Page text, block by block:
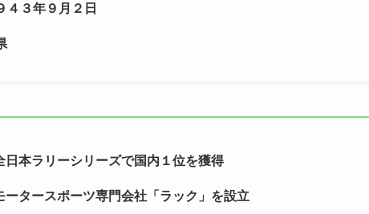
４３年９月２日
本ラリーシリーズで国内１位を獲得
タースポーツ専門会社「ラック」を設立